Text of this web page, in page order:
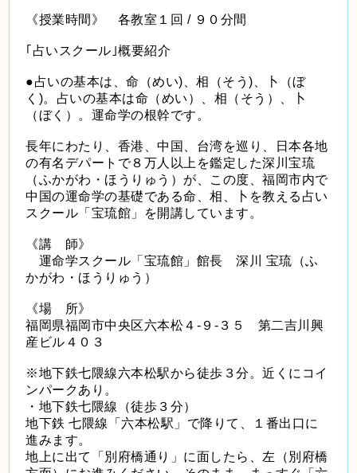
《授業時間》 各教室１回 / ９０分間
｢占いスクール｣概要紹介
●占いの基本は、命（めい)、相（そう)、卜（ぼ
く)。占いの基本は命（めい）、相（そう）、卜
（ぼく）。運命学の根幹です。
長年にわたり、香港、中国、台湾を巡り、日本各地
の有名デパートで８万人以上を鑑定した深川宝琉
（ふかがわ・ほうりゅう）が、この度、福岡市内で
中国の運命学の基礎である命、相、卜を教える占い
スクール「宝琉館」を開講しています。
《講 師》
運命学スクール「宝琉館」館長 深川 宝琉（ふ
かがわ・ほうりゅう）
《場 所》
福岡県福岡市中央区六本松４-９-３５ 第二吉川興
産ビル４０３
※地下鉄七隈線六本松駅から徒歩３分。近くにコイ
ンパークあり。
・地下鉄七隈線（徒歩３分）
地下鉄 七隈線「六本松駅」で降りて、１番出口に
進みます。
地上に出て「別府橋通り」に面したら、左（別府橋